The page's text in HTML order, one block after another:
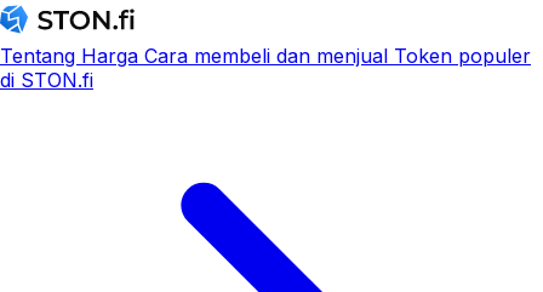
Tentang Harga Cara membeli dan menjual Token populer
di STON.fi